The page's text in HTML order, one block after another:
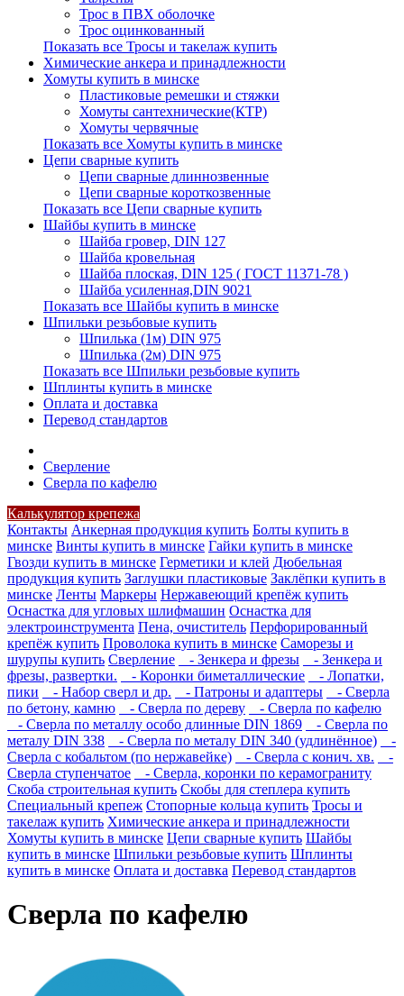
Трос в ПВХ оболочке
Трос оцинкованный
Показать все Тросы и такелаж купить
Химические анкера и принадлежности
Хомуты купить в минске
Пластиковые ремешки и стяжки
Хомуты сантехнические(КТР)
Хомуты червячные
Показать все Хомуты купить в минске
Цепи сварные купить
Цепи сварные длиннозвенные
Цепи сварные короткозвенные
Показать все Цепи сварные купить
Шайбы купить в минске
Шайба гровер, DIN 127
Шайба кровельная
Шайба плоская, DIN 125 ( ГОСТ 11371-78 )
Шайба усиленная,DIN 9021
Показать все Шайбы купить в минске
Шпильки резьбовые купить
Шпилька (1м) DIN 975
Шпилька (2м) DIN 975
Показать все Шпильки резьбовые купить
Шплинты купить в минске
Оплата и доставка
Перевод стандартов
Сверление
Сверла по кафелю
Калькулятор крепежа
Контакты Анкерная продукция купить Болты купить в
минске Винты купить в минске Гайки купить в минске
Гвозди купить в минске Герметики и клей Дюбельная
продукция купить Заглушки пластиковые Заклёпки купить в
минске Ленты Маркеры Нержавеющий крепёж купить
Оснастка для угловых шлифмашин Оснастка для
электроинструмента Пена, очиститель Перфорированный
крепёж купить Проволока купить в минске Саморезы и
шурупы купить Сверление - Зенкера и фрезы
- Зенкера и
фрезы, развертки.
- Коронки биметаллические
- Лопатки,
пики
- Набор сверл и др. - Патроны и адаптеры
- Сверла
по бетону, камню
- Сверла по дереву
- Сверла по кафелю
- Сверла по металлу особо длинные DIN 1869
- Сверла по
металу DIN 338
- Сверла по металу DIN 340 (удлинённое)
-
Сверла с кобальтом (по нержавейке)
- Сверла с конич. хв.
-
Сверла ступенчатое
- Сверла, коронки по керамограниту
Скоба строительная купить Скобы для степлера купить
Специальный крепеж Стопорные кольца купить Тросы и
такелаж купить Химические анкера и принадлежности
Хомуты купить в минске Цепи сварные купить Шайбы
купить в минске Шпильки резьбовые купить Шплинты
купить в минске Оплата и доставка Перевод стандартов
Сверла по кафелю